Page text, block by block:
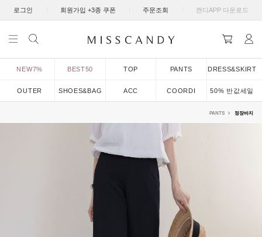
로그인 회원가입 +3종 쿠폰 주문조회 캔디APP 다운로드
NEW7% BEST50 TOP PANTS DRESS&SKIRT
OUTER SHOES&BAG ACC COORDI 50% 반값세일
PANTS 정장바지